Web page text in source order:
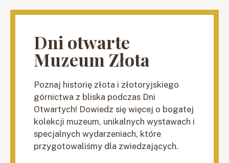
Dni otwarte
Muzeum Złota
Poznaj historię złota i złotoryjskiego
górnictwa z bliska podczas Dni
Otwartych! Dowiedz się więcej o bogatej
kolekcji muzeum, unikalnych wystawach i
specjalnych wydarzeniach, które
przygotowaliśmy dla zwiedzających.